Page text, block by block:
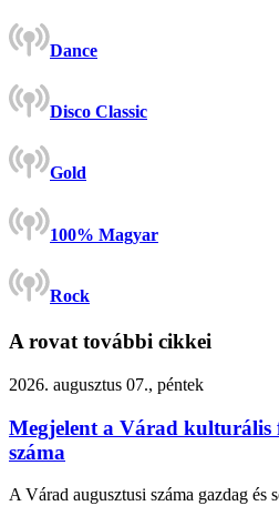
Dance
Disco Classic
Gold
100% Magyar
Rock
A rovat további cikkei
2026. augusztus 07., péntek
Megjelent a Várad kulturális
száma
A Várad augusztusi száma gazdag és